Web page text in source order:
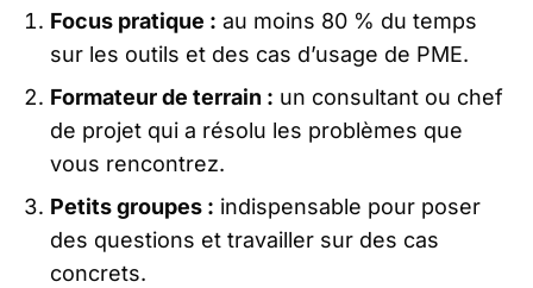
Focus pratique : au moins 80 % du temps
sur les outils et des cas d’usage de PME.
Formateur de terrain : un consultant ou chef
de projet qui a résolu les problèmes que
vous rencontrez.
Petits groupes : indispensable pour poser
des questions et travailler sur des cas
concrets.